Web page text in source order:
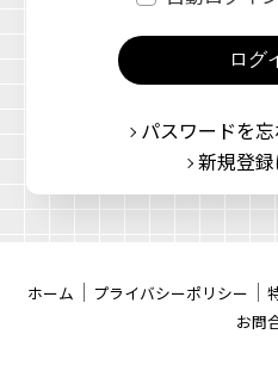
ログ
パスワードを
新規登
ホーム ｜ プライバシーポリシー ｜
お問